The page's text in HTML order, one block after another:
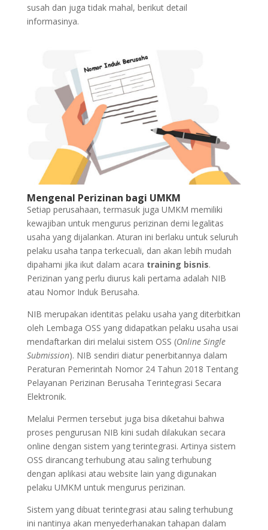
susah dan juga tidak mahal, berikut detail
informasinya.
Mengenal Perizinan bagi UMKM
Setiap perusahaan, termasuk juga UMKM memiliki
kewajiban untuk mengurus perizinan demi legalitas
usaha yang dijalankan. Aturan ini berlaku untuk seluruh
pelaku usaha tanpa terkecuali, dan akan lebih mudah
dipahami jika ikut dalam acara training bisnis.
Perizinan yang perlu diurus kali pertama adalah NIB
atau Nomor Induk Berusaha.
NIB merupakan identitas pelaku usaha yang diterbitkan
oleh Lembaga OSS yang didapatkan pelaku usaha usai
mendaftarkan diri melalui sistem OSS (Online Single
Submission). NIB sendiri diatur penerbitannya dalam
Peraturan Pemerintah Nomor 24 Tahun 2018 Tentang
Pelayanan Perizinan Berusaha Terintegrasi Secara
Elektronik.
Melalui Permen tersebut juga bisa diketahui bahwa
proses pengurusan NIB kini sudah dilakukan secara
online dengan sistem yang terintegrasi. Artinya sistem
OSS dirancang terhubung atau saling terhubung
dengan aplikasi atau website lain yang digunakan
pelaku UMKM untuk mengurus perizinan.
Sistem yang dibuat terintegrasi atau saling terhubung
ini nantinya akan menyederhanakan tahapan dalam